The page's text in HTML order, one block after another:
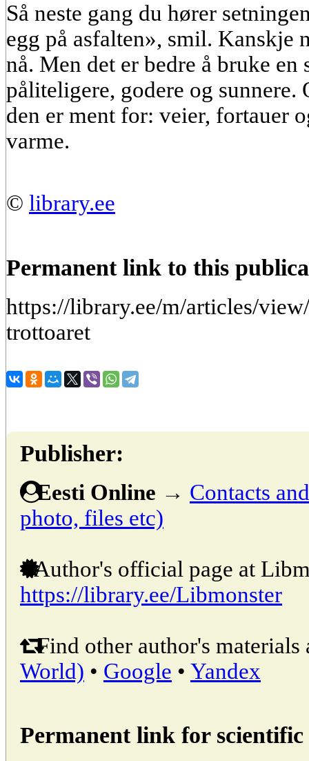
Så neste gang du hører
egg på asfalten», smil. Kanskje
nå. Men det er bedre å bruke
påliteligere, godere og
den er ment for: veier, fortauer
varme.
© library.ee
Permanent link to this
https://library.ee/m/articles/
trottoaret
Publisher:
Eesti Online → Contacts
photo, files etc)
Author's official page at
https://library.ee/Libmonster
Find other author's materials
World) • Google • Yandex
Permanent link for